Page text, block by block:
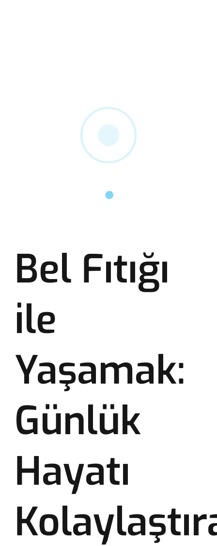
Bel Fıtığı
ile
Yaşamak:
Günlük
Hayatı